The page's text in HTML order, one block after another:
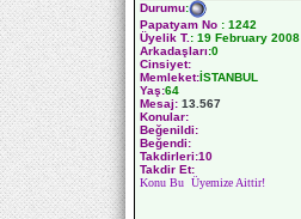
Durumu:
Papatyam No : 1242
Üyelik T. : 19 February 2008
Arkadaşları:0
Cinsiyet:
Memleket:İSTANBUL
Yaş:64
Mesaj: 13.567
Konular:
Beğenildi:
Beğendi:
Takdirleri:10
Takdir Et:
Konu Bu Üyemize Aittir!